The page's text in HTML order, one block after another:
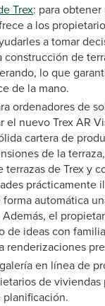
Trex: para
a los
a tomar
construcción de
lo que
de la mano.
ordenadores de
nuevo Trex AR
cartera de
de la
de Trex y
prácticamente
automática
el
ideas con
en línea de
de